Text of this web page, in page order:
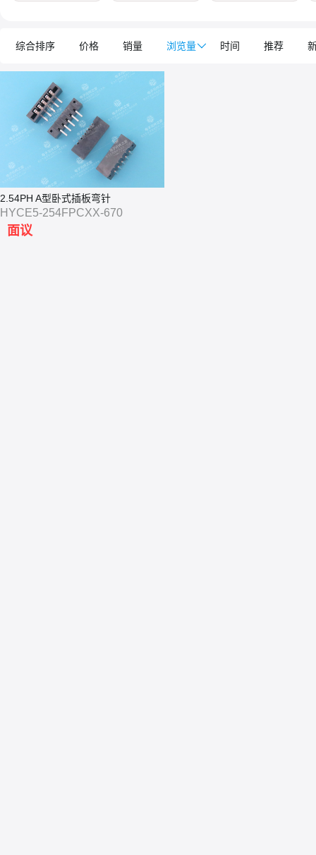
综合排序 价格 销量 浏览量 时间 推荐
2.54PH A型卧式插板弯针
HYCE5-254FPCXX-670
面议